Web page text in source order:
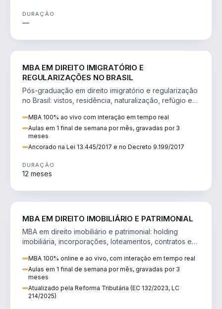
DURAÇÃO
—
MBA EM DIREITO IMIGRATÓRIO E
REGULARIZAÇÕES NO BRASIL
Pós-graduação em direito imigratório e regularização
no Brasil: vistos, residência, naturalização, refúgio e
MBA 100% ao vivo com interação em tempo real
Aulas em 1 final de semana por mês, gravadas por 3
meses
Ancorado na Lei 13.445/2017 e no Decreto 9.199/2017
DURAÇÃO
12 meses
MBA EM DIREITO IMOBILIÁRIO E PATRIMONIAL
MBA em direito imobiliário e patrimonial: holding
imobiliária, incorporações, loteamentos, contratos e
MBA 100% online e ao vivo, com interação em tempo real
Aulas em 1 final de semana por mês, gravadas por 3
meses
Atualizado pela Reforma Tributária (EC 132/2023, LC
214/2025)